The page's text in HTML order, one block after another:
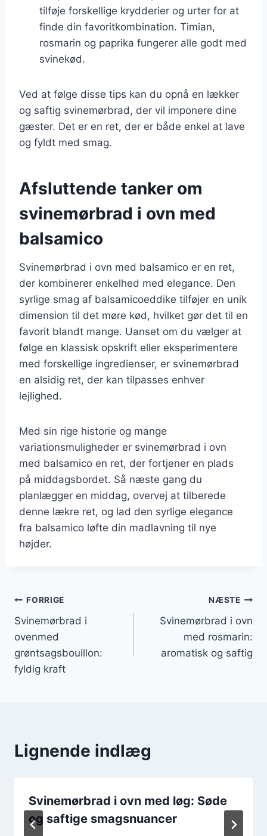
tilføje forskellige krydderier og urter for at
finde din favoritkombination. Timian,
rosmarin og paprika fungerer alle godt med
svinekød.
Ved at følge disse tips kan du opnå en lækker
og saftig svinemørbrad, der vil imponere dine
gæster. Det er en ret, der er både enkel at lave
og fyldt med smag.
Afsluttende tanker om
svinemørbrad i ovn med
balsamico
Svinemørbrad i ovn med balsamico er en ret,
der kombinerer enkelhed med elegance. Den
syrlige smag af balsamicoeddike tilføjer en unik
dimension til det møre kød, hvilket gør det til en
favorit blandt mange. Uanset om du vælger at
følge en klassisk opskrift eller eksperimentere
med forskellige ingredienser, er svinemørbrad
en alsidig ret, der kan tilpasses enhver
lejlighed.
Med sin rige historie og mange
variationsmuligheder er svinemørbrad i ovn
med balsamico en ret, der fortjener en plads
på middagsbordet. Så næste gang du
planlægger en middag, overvej at tilberede
denne lækre ret, og lad den syrlige elegance
fra balsamico løfte din madlavning til nye
højder.
Indlægsnavigation
FORRIGE
Svinemørbrad i
ovenmed
grøntsagsbouillon:
fyldig kraft
NÆSTE
Svinemørbrad i ovn
med rosmarin:
aromatisk og saftig
Lignende indlæg
Svinemørbrad i ovn med løg: Søde
og saftige smagsnuancer